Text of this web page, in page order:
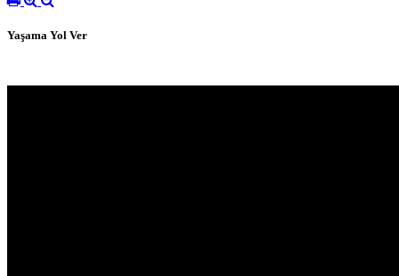
Yaşama Yol Ver